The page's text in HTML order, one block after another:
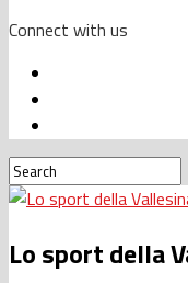
Connect with us
Lo sport della